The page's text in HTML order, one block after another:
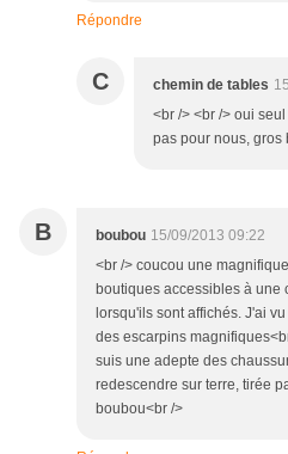
Répondre
C chemin de tables
<br /> <br /> oui
pas pour nous, gros
B boubou 15/09/2013 09:22
<br /> coucou une
boutiques accessibles à une
lorsqu'ils sont affichés. J'ai
des escarpins
suis une adepte des
redescendre sur terre, tirée
boubou<br />